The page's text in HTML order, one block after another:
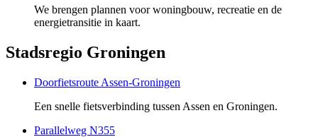
We brengen plannen voor woningbouw, recreatie en de
energietransitie in kaart.
Stadsregio Groningen
Doorfietsroute Assen-Groningen
Een snelle fietsverbinding tussen Assen en Groningen.
Parallelweg N355